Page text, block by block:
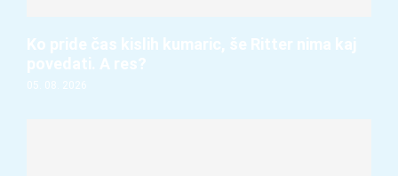
Ko pride čas kislih kumaric, še Ritter nima kaj
povedati. A res?
05. 08. 2026